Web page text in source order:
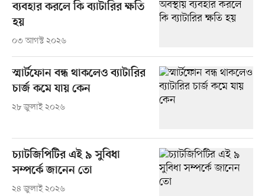
ব্যবহার করলে কি ব্যাটারির ক্ষতি
হয়
০৩ আগস্ট ২০২৬
স্মার্টফোন বন্ধ থাকলেও ব্যাটারির
চার্জ কমে যায় কেন
২৮ জুলাই ২০২৬
চ্যাটজিপিটির এই ৯ সুবিধা
সম্পর্কে জানেন তো
২৪ জুলাই ২০২৬